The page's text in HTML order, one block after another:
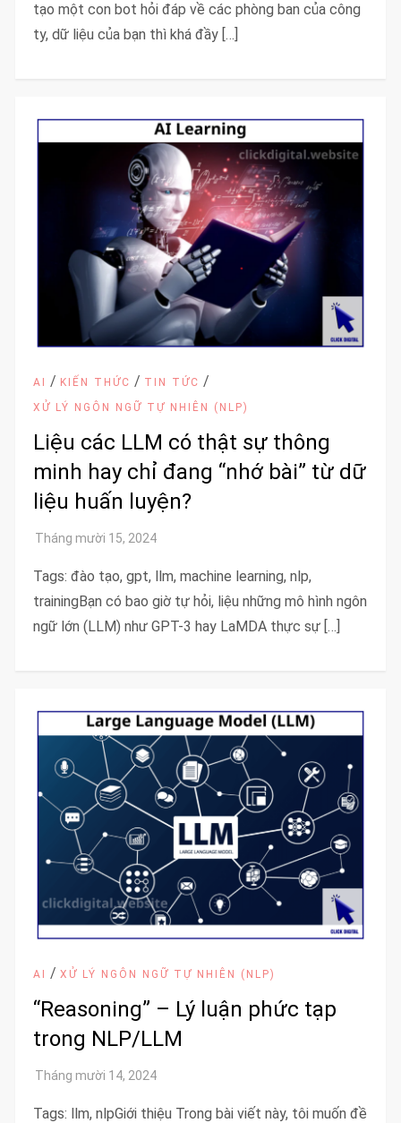
tạo một con bot hỏi đáp về các phòng ban của công
ty, dữ liệu của bạn thì khá đầy […]
AI / KIẾN THỨC / TIN TỨC /
XỬ LÝ NGÔN NGỮ TỰ NHIÊN (NLP)
Liệu các LLM có thật sự thông
minh hay chỉ đang “nhớ bài” từ dữ
liệu huấn luyện?
Tags: đào tạo, gpt, llm, machine learning, nlp,
trainingBạn có bao giờ tự hỏi, liệu những mô hình ngôn
ngữ lớn (LLM) như GPT-3 hay LaMDA thực sự […]
AI /XỬ LÝ NGÔN NGỮ TỰ NHIÊN (NLP)
“Reasoning” – Lý luận phức tạp
trong NLP/LLM
Tags: llm, nlpGiới thiệu Trong bài viết này, tôi muốn đề